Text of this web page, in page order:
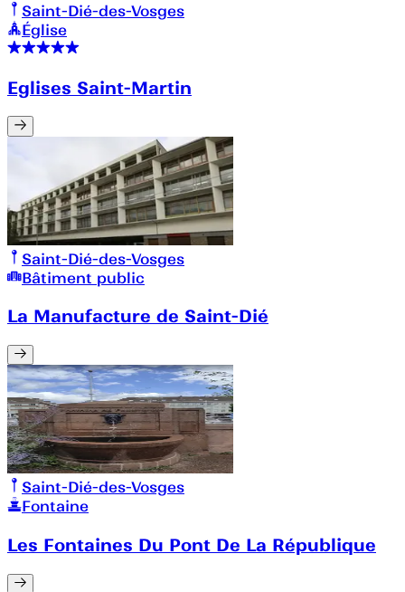
Saint-Dié-des-Vosges
Église
Eglises Saint-Martin
Saint-Dié-des-Vosges
Bâtiment public
La Manufacture de Saint-Dié
Saint-Dié-des-Vosges
Fontaine
Les Fontaines Du Pont De La République